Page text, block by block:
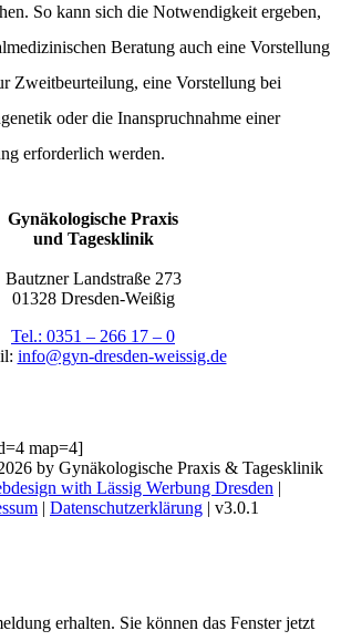
So kann sich die Notwendigkeit ergeben,
Beratung auch eine Vorstellung
Zweitbeurteilung, eine Vorstellung bei
oder die Inanspruchnahme einer
erforderlich werden.
Gynäkologische Praxis
und Tagesklinik
Bautzner Landstraße 273
01328 Dresden-Weißig
Tel.: 0351 – 266 17 – 0
info@gyn-dresden-weissig.de
map=4]
by Gynäkologische Praxis & Tagesklinik
with Lässig Werbung Dresden |
| Datenschutzerklärung | v3.0.1
erhalten. Sie können das Fenster jetzt